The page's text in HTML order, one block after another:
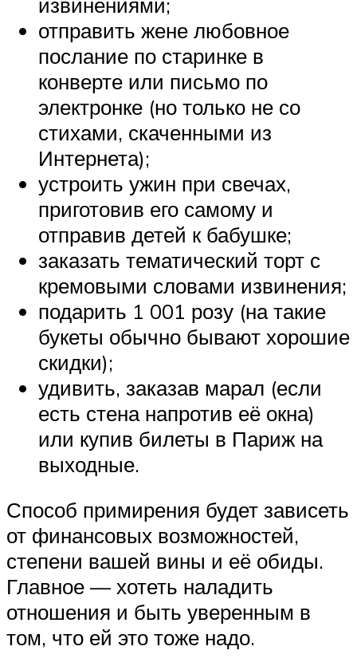
отправить жене любовное
послание по старинке в
конверте или письмо по
электронке (но только не со
стихами, скаченными из
Интернета);
устроить ужин при свечах,
приготовив его самому и
отправив детей к бабушке;
заказать тематический торт с
кремовыми словами извинения;
подарить 1 001 розу (на такие
букеты обычно бывают хорошие
скидки);
удивить, заказав марал (если
есть стена напротив её окна)
или купив билеты в Париж на
выходные.
Способ примирения будет зависеть
от финансовых возможностей,
степени вашей вины и её обиды.
Главное — хотеть наладить
отношения и быть уверенным в
том, что ей это тоже надо.